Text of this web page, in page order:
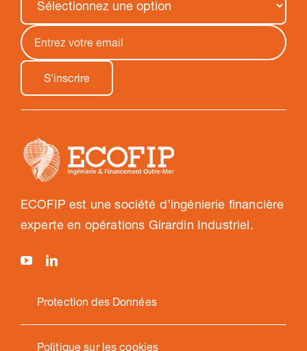
ECOFIP est une société d’ingénierie financière
experte en opérations Girardin Industriel.
Protection des Données
Politique sur les cookies